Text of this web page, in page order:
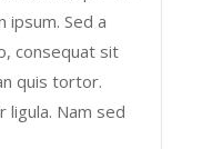
ipsum. Sed a
consequat sit
quis tortor.
ligula. Nam sed